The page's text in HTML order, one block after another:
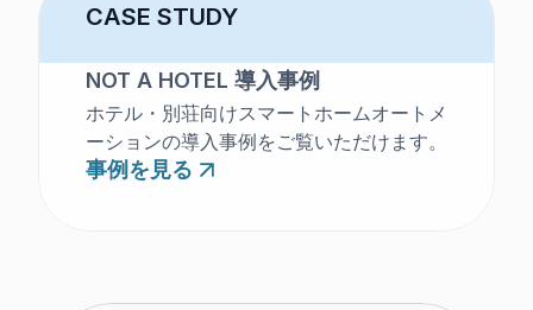
CASE STUDY
NOT A HOTEL 導入事例
ホテル・別荘向けスマートホームオートメ
ーションの導入事例をご覧いただけます。
事例を見る